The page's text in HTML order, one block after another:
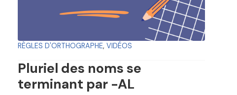
RÈGLES D'ORTHOGRAPHE, VIDÉOS
Pluriel des noms se
terminant par -AL